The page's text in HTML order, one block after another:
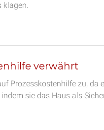
klagen.
verwährt
Prozesskostenhilfe zu, da
sie das Haus als